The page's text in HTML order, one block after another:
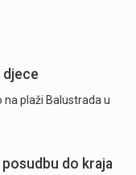
djece
plaži Balustrada u
posudbu do kraja